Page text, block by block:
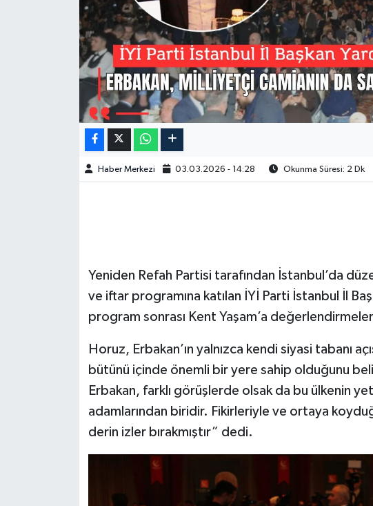
Haber Merkezi 03.03.2026 - 14:28 Okunma Süresi: 2 Dk
Yeniden Refah Partisi tarafından İstanbul’da
ve iftar programına katılan İYİ Parti İstanbul İl
program sonrası Kent Yaşam’a
Horuz, Erbakan’ın yalnızca kendi siyasi tabanı
bütünü içinde önemli bir yere sahip olduğunu
Erbakan, farklı görüşlerde olsak da bu ülkenin
adamlarından biridir. Fikirleriyle ve ortaya
derin izler bırakmıştır” dedi.